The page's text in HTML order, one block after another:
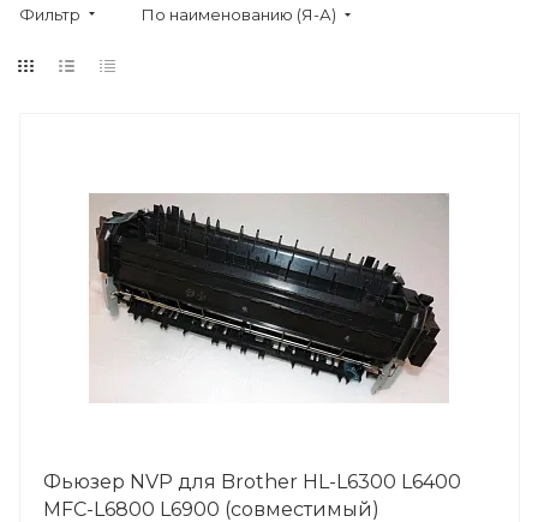
Фильтр По наименованию (Я-А)
Фьюзер NVP для Brother HL-L6300 L6400
MFC-L6800 L6900 (совместимый)